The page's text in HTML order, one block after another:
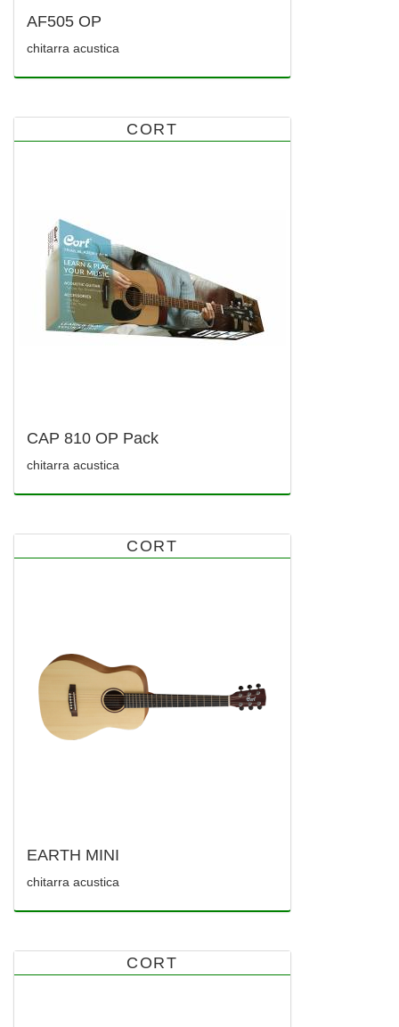
AF505 OP
chitarra acustica
CORT
CAP 810 OP Pack
chitarra acustica
CORT
EARTH MINI
chitarra acustica
CORT